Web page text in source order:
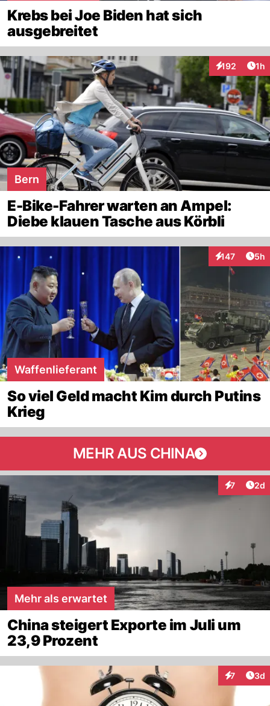
Krebs bei Joe Biden hat sich
ausgebreitet
192
Interaktionen
1h
Bern
E-Bike-Fahrer warten an Ampel:
Diebe klauen Tasche aus Körbli
147
Interaktionen
5h
Waffenlieferant
So viel Geld macht Kim durch Putins
Krieg
MEHR AUS CHINA
7 2d
Mehr als erwartet
China steigert Exporte im Juli um
23,9 Prozent
7 3d